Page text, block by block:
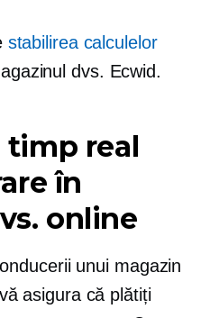
stabilirea calculelor
dvs. Ecwid.
timp real
în
online
unui magazin
asigura că plătiți